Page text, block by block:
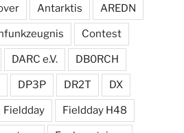
Antarktis AREDN
Contest
DARC e.V. DB0RCH
DP3P DR2T DX
Fieldday Fieldday H48